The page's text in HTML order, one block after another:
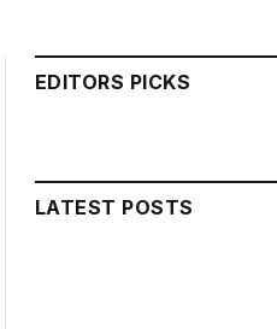
EDITORS PICKS
LATEST POSTS